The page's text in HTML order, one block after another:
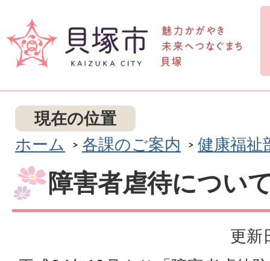
現在の位置
ホーム
各課のご案内 健康福祉
障害者虐待につい
更新